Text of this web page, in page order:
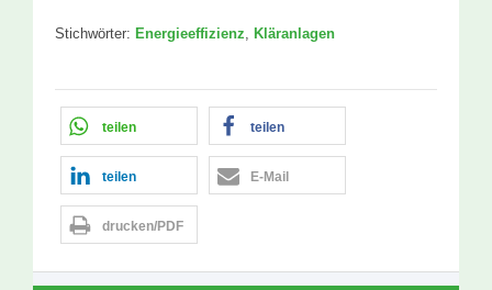
Stichwörter: Energieeffizienz, Kläranlagen
teilen teilen
teilen E-Mail
drucken/PDF